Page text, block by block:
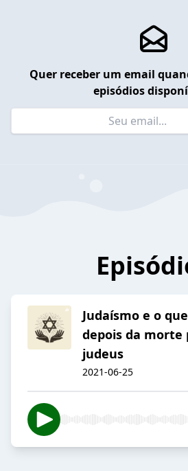
Quer receber um email
episódios
Judaísmo e o
depois da morte
judeus
2021-06-25